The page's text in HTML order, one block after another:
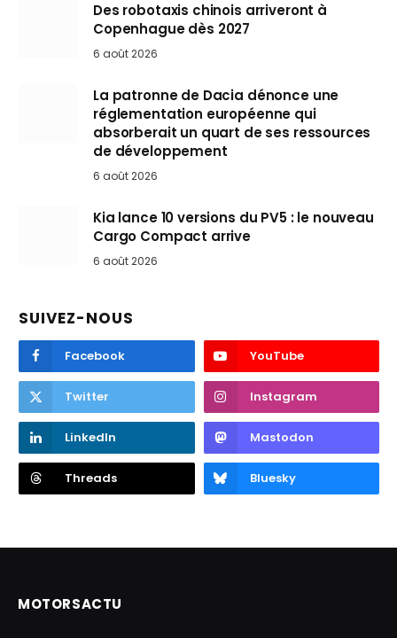
Des robotaxis chinois arriveront à
Copenhague dès 2027
6 août 2026
La patronne de Dacia dénonce une
réglementation européenne qui
absorberait un quart de ses ressources
de développement
6 août 2026
Kia lance 10 versions du PV5 : le nouveau
Cargo Compact arrive
6 août 2026
SUIVEZ-NOUS
Facebook YouTube
Twitter Instagram
LinkedIn Mastodon
Threads Bluesky
MOTORSACTU